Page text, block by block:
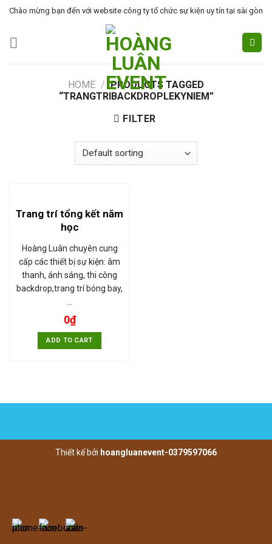
Skip
content
Chào mừng bạn đến với website công ty tổ chức sự kiện uy tín tại sài gòn
HOME / PRODUCTS TAGGED
“TRANGTRIBACKDROPLEKYNIEM”
FILTER
Trang trí tổng kết năm
học
Hoàng Luân chuyên cung
cấp các thiết bị sự kiện: âm
thanh, ánh sáng, thi công
backdrop,trang trí bóng bay,
0₫
ADD TO CART
Thiết kế bởi hoangluanevent-0379597066